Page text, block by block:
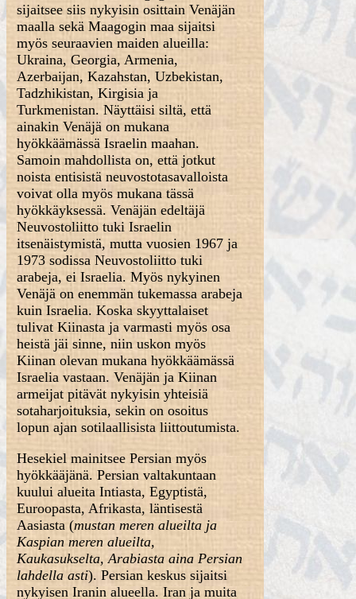
sijaitsee siis nykyisin osittain Venäjän
maalla sekä Maagogin maa sijaitsi
myös seuraavien maiden alueilla:
Ukraina, Georgia, Armenia,
Azerbaijan, Kazahstan, Uzbekistan,
Tadzhikistan, Kirgisia ja
Turkmenistan. Näyttäisi siltä, että
ainakin Venäjä on mukana
hyökkäämässä Israelin maahan.
Samoin mahdollista on, että jotkut
noista entisistä neuvostotasavalloista
voivat olla myös mukana tässä
hyökkäyksessä. Venäjän edeltäjä
Neuvostoliitto tuki Israelin
itsenäistymistä, mutta vuosien 1967 ja
1973 sodissa Neuvostoliitto tuki
arabeja, ei Israelia. Myös nykyinen
Venäjä on enemmän tukemassa arabeja
kuin Israelia. Koska skyyttalaiset
tulivat Kiinasta ja varmasti myös osa
heistä jäi sinne, niin uskon myös
Kiinan olevan mukana hyökkäämässä
Israelia vastaan. Venäjän ja Kiinan
armeijat pitävät nykyisin yhteisiä
sotaharjoituksia, sekin on osoitus
lopun ajan sotilaallisista liittoutumista.
Hesekiel mainitsee Persian myös
hyökkääjänä. Persian valtakuntaan
kuului alueita Intiasta, Egyptistä,
Euroopasta, Afrikasta, läntisestä
Aasiasta (mustan meren alueilta ja
Kaspian meren alueilta,
Kaukasukselta, Arabiasta aina Persian
lahdella asti). Persian keskus sijaitsi
nykyisen Iranin alueella. Iran ja muita